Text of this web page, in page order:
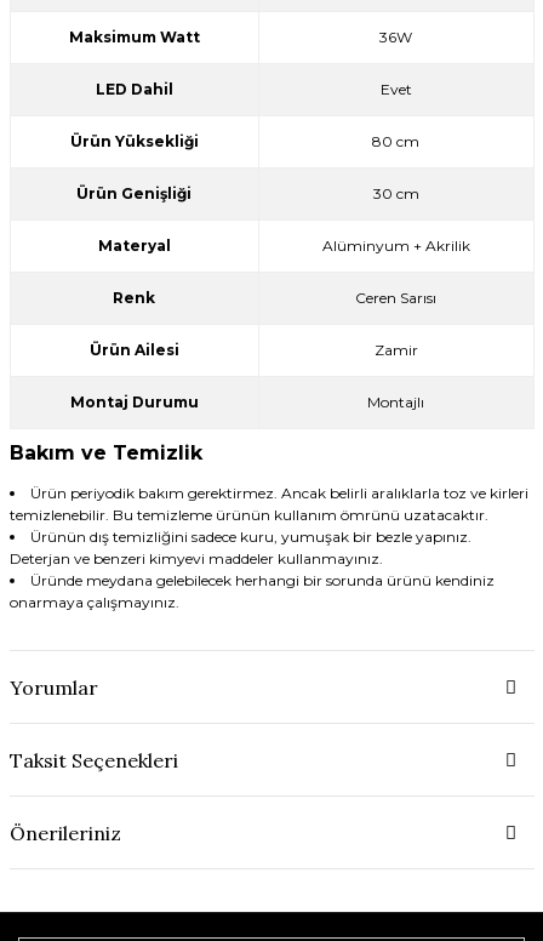
Maksimum Watt 36W
LED Dahil Evet
Ürün Yüksekliği 80 cm
Ürün Genişliği 30 cm
Materyal Alüminyum + Akrilik
Renk Ceren Sarısı
Ürün Ailesi Zamir
Montaj Durumu Montajlı
Bakım ve Temizlik
Ürün periyodik bakım gerektirmez. Ancak belirli aralıklarla toz ve kirleri
temizlenebilir. Bu temizleme ürünün kullanım ömrünü uzatacaktır.
Ürünün dış temizliğini sadece kuru, yumuşak bir bezle yapınız.
Deterjan ve benzeri kimyevi maddeler kullanmayınız.
Üründe meydana gelebilecek herhangi bir sorunda ürünü kendiniz
onarmaya çalışmayınız.
Yorumlar
Taksit Seçenekleri
Önerileriniz